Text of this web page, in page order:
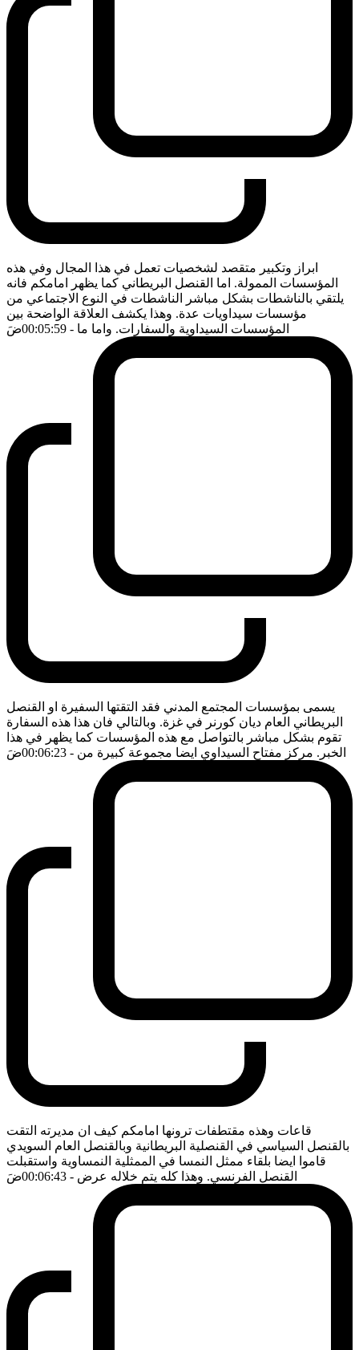
ابراز وتكبير متقصد لشخصيات تعمل في هذا المجال وفي هذه
المؤسسات الممولة. اما القنصل البريطاني كما يظهر امامكم فانه
يلتقي بالناشطات بشكل مباشر الناشطات في النوع الاجتماعي من
مؤسسات سيداويات عدة. وهذا يكشف العلاقة الواضحة بين
المؤسسات السيداوية والسفارات. واما ما - 00:05:59 ضَ
يسمى بمؤسسات المجتمع المدني فقد التقتها السفيرة او القنصل
البريطاني العام ديان كورنر في غزة. وبالتالي فان هذا هذه السفارة
تقوم بشكل مباشر بالتواصل مع هذه المؤسسات كما يظهر في هذا
الخبر. مركز مفتاح السيداوي ايضا مجموعة كبيرة من - 00:06:23 ضَ
قاعات وهذه مقتطفات ترونها امامكم كيف ان مديرته التقت
بالقنصل السياسي في القنصلية البريطانية وبالقنصل العام السويدي
قاموا ايضا بلقاء ممثل النمسا في الممثلية النمساوية واستقبلت
القنصل الفرنسي. وهذا كله يتم خلاله عرض - 00:06:43 ضَ